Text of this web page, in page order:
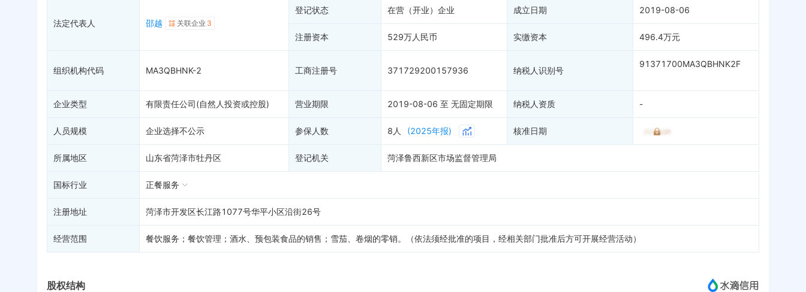
财务数据
地块公示
客户
法定代表人 邵越 关联企业 3
登记状态 在营（开业）企业 成立日期 2019-08-06
注册资本 529万人民币 实缴资本 496.4万元
组织机构代码 MA3QBHNK-2 工商注册号 371729200157936 纳税人识别号
91371700MA3QBHNK2F
企业类型 有限责任公司(自然人投资或控股) 营业期限 2019-08-06 至 无固定期限 纳税人资质 -
人员规模 企业选择不公示 参保人数 8人 (2025年报) 核准日期
所属地区 山东省菏泽市牡丹区 登记机关 菏泽鲁西新区市场监督管理局
国标行业 正餐服务
注册地址 菏泽市开发区长江路1077号华平小区沿街26号
经营范围 餐饮服务；餐饮管理；酒水、预包装食品的销售；雪茄、卷烟的零销。（依法须经批准的项目，经相关部门批准后方可开展经营活动）
股权结构